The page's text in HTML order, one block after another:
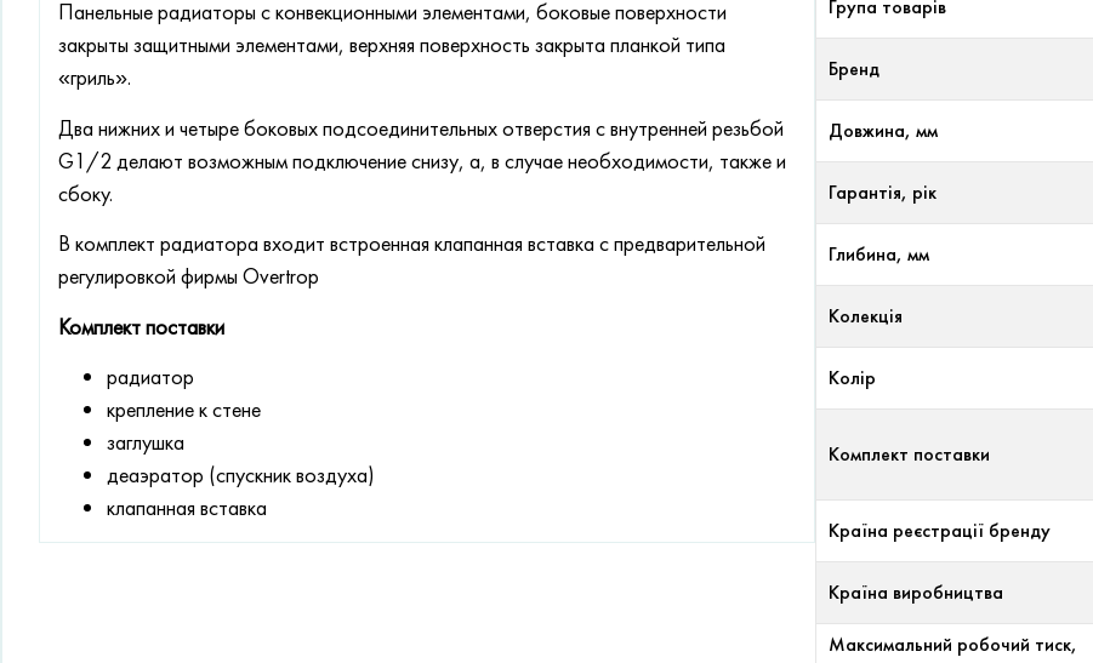
Панельные радиаторы с конвекционными элементами, боковые поверхности
закрыты защитными элементами, верхняя поверхность закрыта планкой типа
«гриль».
Два нижних и четыре боковых подсоединительных отверстия с внутренней резьбой
G1/2 делают возможным подключение снизу, а, в случае необходимости, также и
сбоку.
В комплект радиатора входит встроенная клапанная вставка с предварительной
регулировкой фирмы Overtrop
Комплект поставки
радиатор
крепление к стене
заглушка
деаэратор (спускник воздуха)
клапанная вставка
Група товарів
Бренд
Довжина, мм
Гарантія, рік
Глибина, мм
Колекція
Колір
Комплект поставки
Країна реєстрації бренду
Країна виробництва
Максимальний робочий тиск,